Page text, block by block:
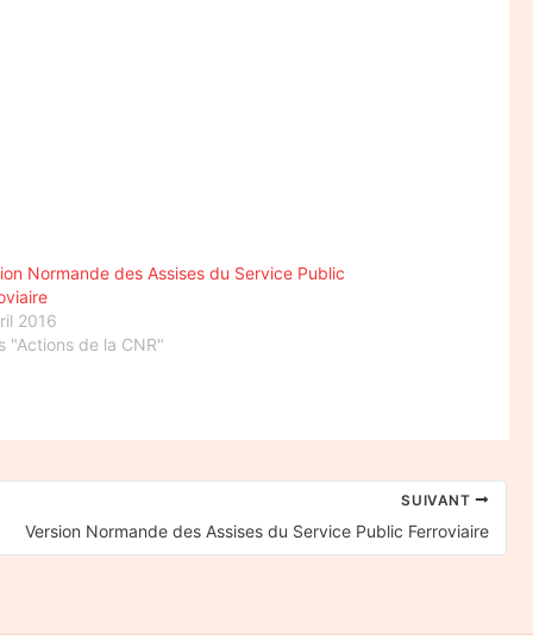
Normande des Assises du Service Public
2016
"Actions de la CNR"
SUIVANT
Version Normande des Assises du Service Public Ferroviaire